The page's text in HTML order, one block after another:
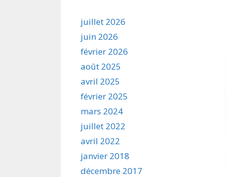
juillet 2026
juin 2026
février 2026
août 2025
avril 2025
février 2025
mars 2024
juillet 2022
avril 2022
janvier 2018
décembre 2017